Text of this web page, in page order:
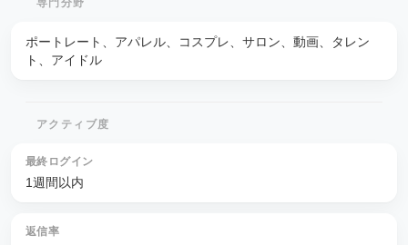
専門分野
ポートレート、アパレル、コスプレ、サロン、動画、タレン
ト、アイドル
アクティブ度
最終ログイン
1週間以内
返信率